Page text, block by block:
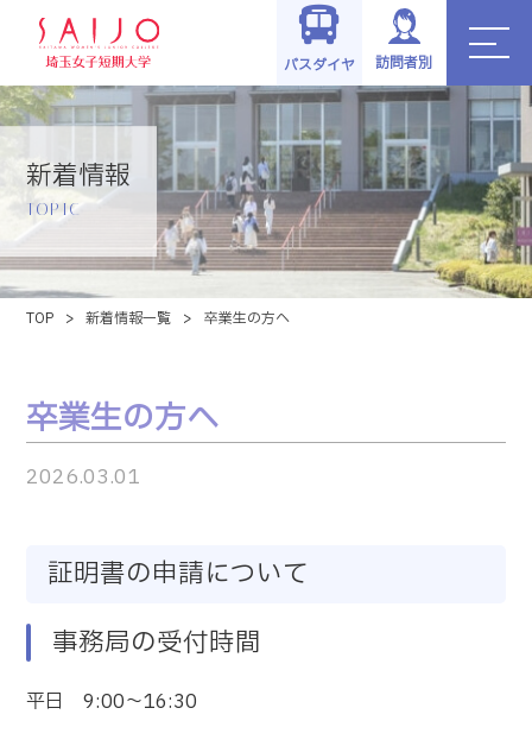
バスダイヤ 訪問者別
新着情報
TOPIC
TOP > 新着情報一覧 > 卒業生の方へ
卒業生の方へ
2026.03.01
証明書の申請について
事務局の受付時間
平日 9:00～16:30